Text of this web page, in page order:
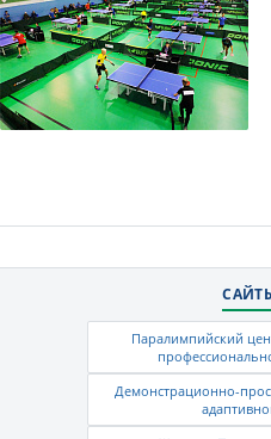
Паралимпийский
Демонстрационно-